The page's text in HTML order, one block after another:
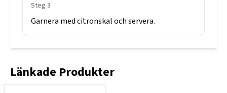
Steg 3
Garnera medcitronskalochservera.
Länkade Produkter